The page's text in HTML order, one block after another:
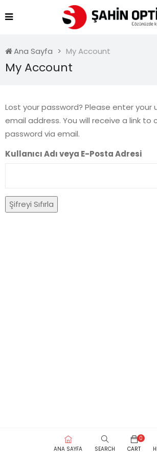
Ana Sayfa My Account
My Account
Lost your password? Please enter your
email address. You will receive a link to
password via email.
Kullanıcı Adı veya E-Posta Adresi
Şifreyi Sıfırla
ANA SAYFA SEARCH
0
CART